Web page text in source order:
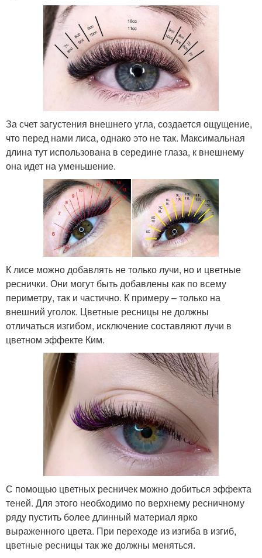
За счет загустения внешнего угла, создается ощущение,
что перед нами лиса, однако это не так. Максимальная
длина тут использована в середине глаза, к внешнему
она идет на уменьшение.
К лисе можно добавлять не только лучи, но и цветные
реснички. Они могут быть добавлены как по всему
периметру, так и частично. К примеру – только на
внешний уголок. Цветные ресницы не должны
отличаться изгибом, исключение составляют лучи в
цветном эффекте Ким.
С помощью цветных ресничек можно добиться эффекта
теней. Для этого необходимо по верхнему ресничному
ряду пустить более длинный материал ярко
выраженного цвета. При переходе из изгиба в изгиб,
цветные ресницы так же должны меняться.